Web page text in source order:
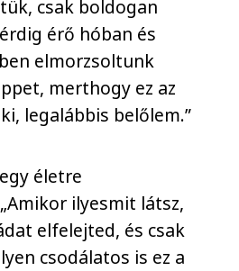
csak boldogan
érő hóban és
elmorzsoltunk
merthogy ez az
legalábbis belőlem.”
életre
ilyesmit látsz,
elfelejted, és csak
csodálatos is ez a